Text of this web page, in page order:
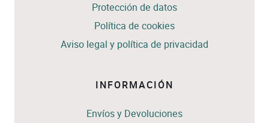
Protección de datos
Política de cookies
Aviso legal y política de privacidad
INFORMACIÓN
Envíos y Devoluciones